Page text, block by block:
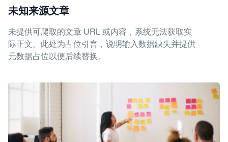
未知来源文章
未提供可爬取的文章 URL 或内容，系统无法获取实
际正文。此处为占位引言，说明输入数据缺失并提供
元数据占位以便后续替换。